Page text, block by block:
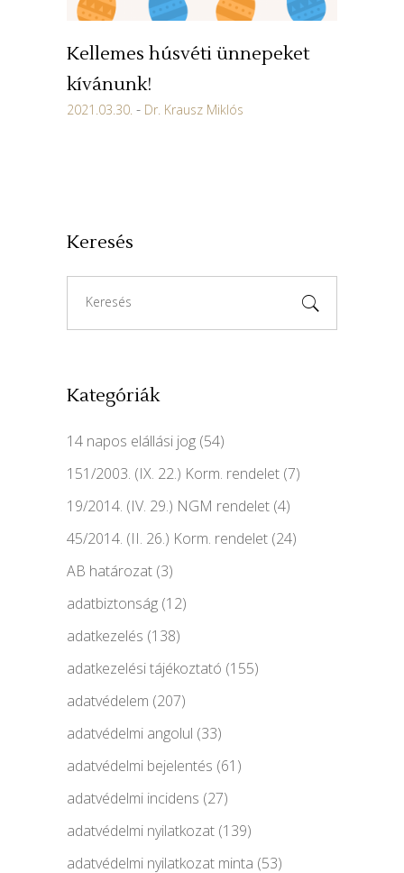
Kellemes húsvéti ünnepeket
kívánunk!
2021.03.30. Dr. Krausz Miklós
Keresés
for:
Kategóriák
14 napos elállási jog (54)
151/2003. (IX. 22.) Korm. rendelet (7)
19/2014. (IV. 29.) NGM rendelet (4)
45/2014. (II. 26.) Korm. rendelet (24)
AB határozat (3)
adatbiztonság (12)
adatkezelés (138)
adatkezelési tájékoztató (155)
adatvédelem (207)
adatvédelmi angolul (33)
adatvédelmi bejelentés (61)
adatvédelmi incidens (27)
adatvédelmi nyilatkozat (139)
adatvédelmi nyilatkozat minta (53)